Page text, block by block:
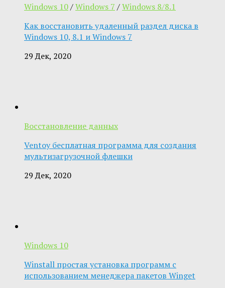
Windows 10/Windows 7 /Windows 8/8.1
Как восстановить удаленный раздел диска в
Windows 10, 8.1 и Windows 7
29 Дек, 2020
Восстановление данных
Ventoy бесплатная программа для создания
мультизагрузочной флешки
29 Дек, 2020
Windows 10
Winstall простая установка программ с
использованием менеджера пакетов Winget